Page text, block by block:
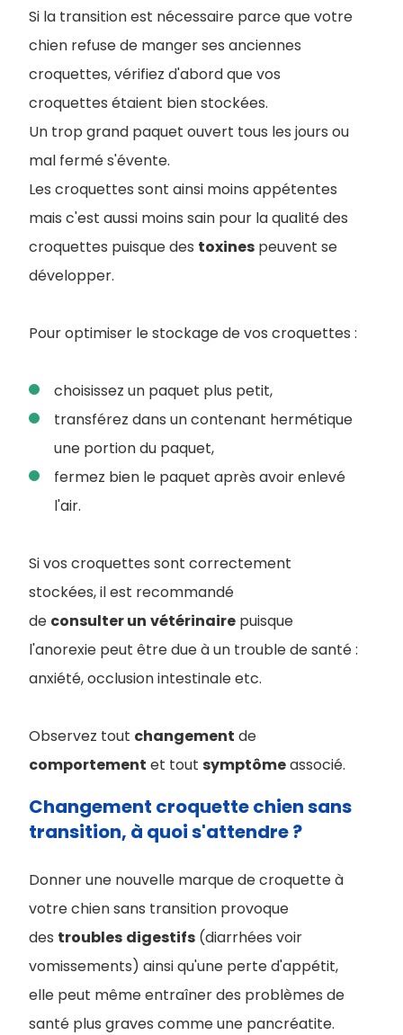
Si la transition est nécessaire parce que votre
chien refuse de manger ses anciennes
croquettes, vérifiez d'abord que vos
croquettes étaient bien stockées.
Un trop grand paquet ouvert tous les jours ou
mal fermé s'évente.
Les croquettes sont ainsi moins appétentes
mais c'est aussi moins sain pour la qualité des
croquettes puisque des toxines peuvent se
développer.
Pour optimiser le stockage de vos croquettes :
choisissez un paquet plus petit,
transférez dans un contenant hermétique
une portion du paquet,
fermez bien le paquet après avoir enlevé
l'air.
Si vos croquettes sont correctement
stockées, il est recommandé
de consulter un vétérinaire puisque
l'anorexie peut être due à un trouble de santé :
anxiété, occlusion intestinale etc.
Observez tout changement de
comportement et tout symptômeassocié.
Changement croquette chien sans
transition, à quoi s'attendre ?
Donner une nouvelle marque de croquette à
votre chien sans transition provoque
des troubles digestifs (diarrhées voir
vomissements) ainsi qu'une perte d'appétit,
elle peut même entraîner des problèmes de
santé plus graves comme une pancréatite.